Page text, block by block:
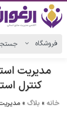
مدیریت
کنترل
خانه »بلاگ »